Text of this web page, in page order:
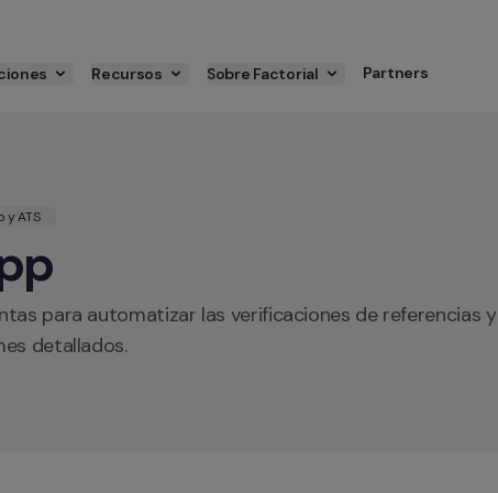
Recursos Sobre Factorial Partners
y ATS
para automatizar las verificaciones de referencias y
detallados.